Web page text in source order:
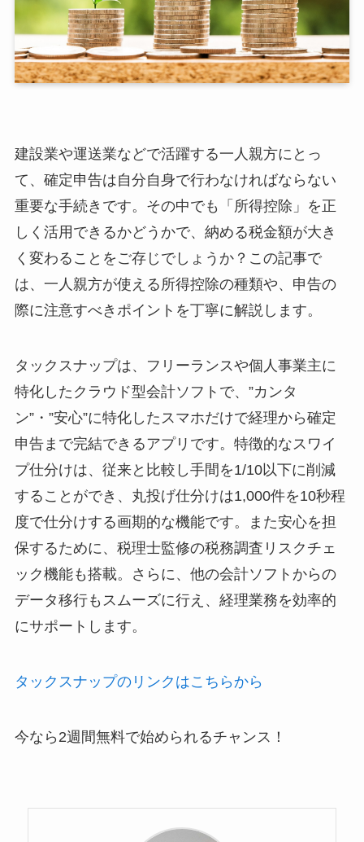
建設業や運送業などで活躍する一人親方にとっ
て、確定申告は自分自身で行わなければならない
重要な手続きです。その中でも「所得控除」を正
しく活用できるかどうかで、納める税金額が大き
く変わることをご存じでしょうか？この記事で
は、一人親方が使える所得控除の種類や、申告の
際に注意すべきポイントを丁寧に解説します。
タックスナップは、フリーランスや個人事業主に
特化したクラウド型会計ソフトで、”カンタ
ン”・”安心”に特化したスマホだけで経理から確定
申告まで完結できるアプリです。特徴的なスワイ
プ仕分けは、従来と比較し手間を1/10以下に削減
することができ、丸投げ仕分けは1,000件を10秒程
度で仕分けする画期的な機能です。また安心を担
保するために、税理士監修の税務調査リスクチェ
ック機能も搭載。さらに、他の会計ソフトからの
データ移行もスムーズに行え、経理業務を効率的
にサポートします。
タックスナップのリンクはこちらから
今なら2週間無料で始められるチャンス！